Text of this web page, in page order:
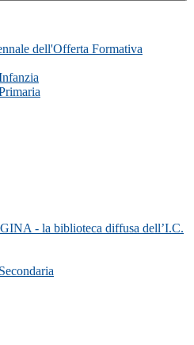
dell'Offerta Formativa
- la biblioteca diffusa dell’I.C.